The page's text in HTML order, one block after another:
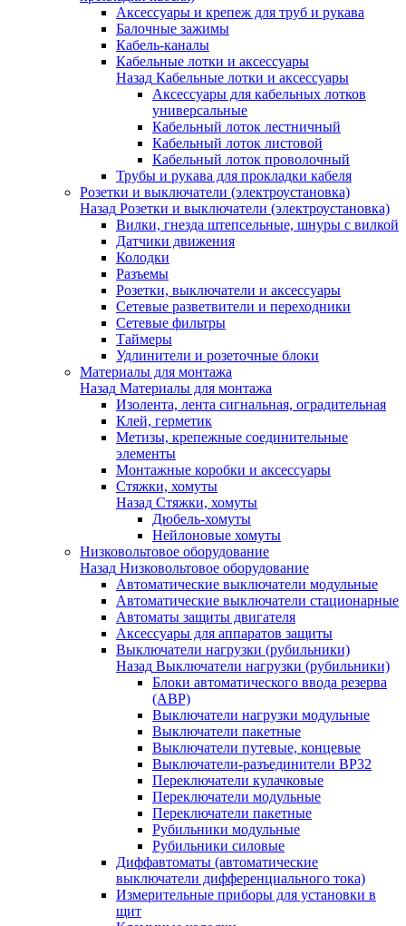
Аксессуары и крепеж для труб и рукава
Балочные зажимы
Кабель-каналы
Кабельные лотки и аксессуары
Назад Кабельные лотки и аксессуары
Аксессуары для кабельных лотков
универсальные
Кабельный лоток лестничный
Кабельный лоток листовой
Кабельный лоток проволочный
Трубы и рукава для прокладки кабеля
Розетки и выключатели (электроустановка)
Назад Розетки и выключатели (электроустановка)
Вилки, гнезда штепсельные, шнуры с вилкой
Датчики движения
Колодки
Разъемы
Розетки, выключатели и аксессуары
Сетевые разветвители и переходники
Сетевые фильтры
Таймеры
Удлинители и розеточные блоки
Материалы для монтажа
Назад Материалы для монтажа
Изолента, лента сигнальная, оградительная
Клей, герметик
Метизы, крепежные соединительные
элементы
Монтажные коробки и аксессуары
Стяжки, хомуты
Назад Стяжки, хомуты
Дюбель-хомуты
Нейлоновые хомуты
Низковольтовое оборудование
Назад Низковольтовое оборудование
Автоматические выключатели модульные
Автоматические выключатели стационарные
Автоматы защиты двигателя
Аксессуары для аппаратов защиты
Выключатели нагрузки (рубильники)
Назад Выключатели нагрузки (рубильники)
Блоки автоматического ввода резерва
(АВР)
Выключатели нагрузки модульные
Выключатели пакетные
Выключатели путевые, концевые
Выключатели-разъединители ВР32
Переключатели кулачковые
Переключатели модульные
Переключатели пакетные
Рубильники модульные
Рубильники силовые
Диффавтоматы (автоматические
выключатели дифференциального тока)
Измерительные приборы для установки в
щит